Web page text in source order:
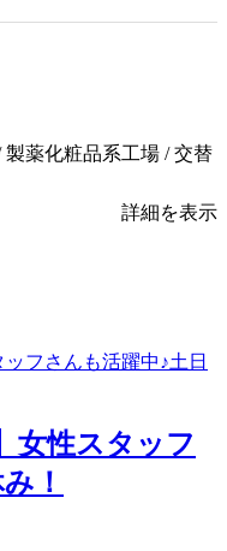
薬化粧品系工場 / 交替
詳細を表示
女性スタッフ
！